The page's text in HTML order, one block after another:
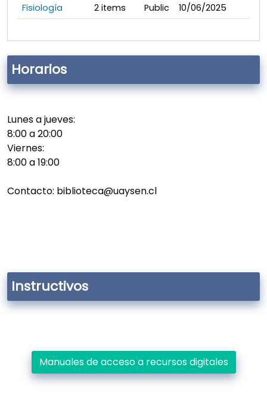
Horarios
Lunes a jueves:
8:00 a 20:00
Viernes:
8:00 a 19:00
Contacto: biblioteca@uaysen.cl
Instructivos
Manuales de acceso a recursos digitales
Fisiología
2 items Public 10/06/2025